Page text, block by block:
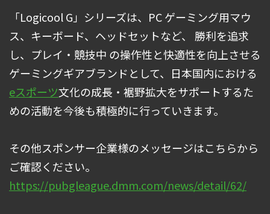
「Logicool G」シリーズは、PC ゲーミング用マウ
ス、キーボード、ヘッドセットなど、 勝利を追求
し、プレイ・競技中 の操作性と快適性を向上させる
ゲーミングギアブランドとして、日本国内における
eスポーツ文化の成長・裾野拡大をサポートするた
めの活動を今後も積極的に行っていきます。
その他スポンサー企業様のメッセージはこちらから
ご確認ください。
https://pubgleague.dmm.com/news/detail/62/